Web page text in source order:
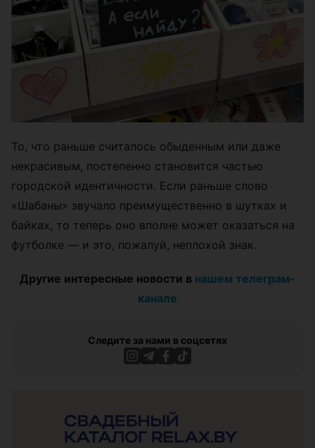
То, что раньше считалось обыденным или даже
некрасивым, постепенно становится частью
городской идентичности. Если раньше слово
«Шабаны» звучало преимущественно в шутках и
байках, то теперь оно вполне может оказаться на
футболке — и это, пожалуй, неплохой знак.
Другие интересные новости в нашем телеграм-
канале
Следите за нами в соцсетях